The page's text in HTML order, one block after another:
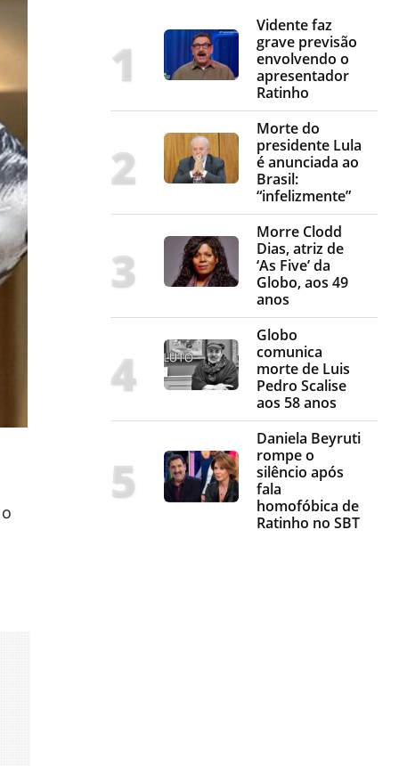
Vidente faz
grave previsão
envolvendo o
apresentador
Ratinho
Morte do
presidente Lula
é anunciada ao
Brasil:
“infelizmente”
Morre Clodd
Dias, atriz de
‘As Five’ da
Globo, aos 49
anos
Globo
comunica
morte de Luis
Pedro Scalise
aos 58 anos
Daniela Beyruti
rompe o
silêncio após
fala
homofóbica de
Ratinho no SBT